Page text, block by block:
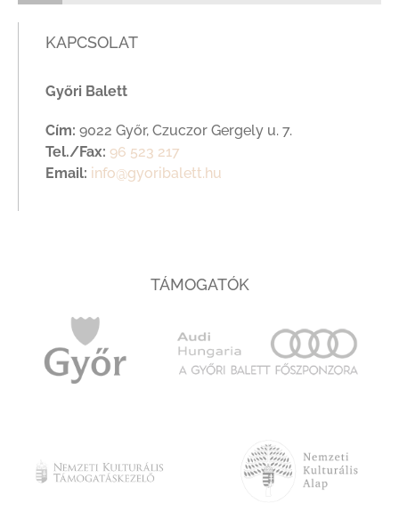
KAPCSOLAT
Győri Balett
Cím: 9022 Győr, Czuczor Gergely u. 7.
Tel./Fax: 96 523 217
Email: info@gyoribalett.hu
TÁMOGATÓK